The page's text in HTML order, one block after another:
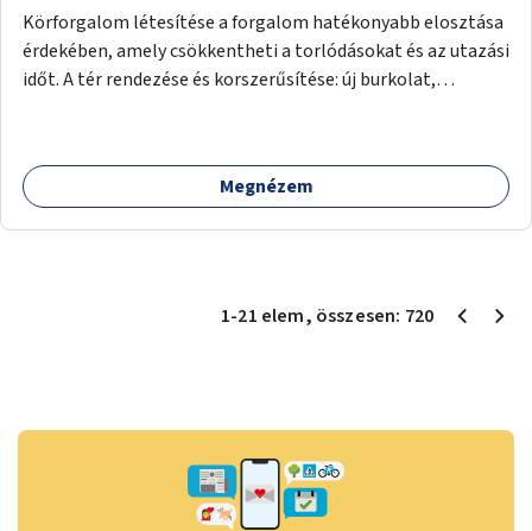
Körforgalom létesítése a forgalom hatékonyabb elosztása
érdekében, amely csökkentheti a torlódásokat és az utazási
időt. A tér rendezése és korszerűsítése: új burkolat,
időznek.
Megnézem
1-21 elem, összesen: 720